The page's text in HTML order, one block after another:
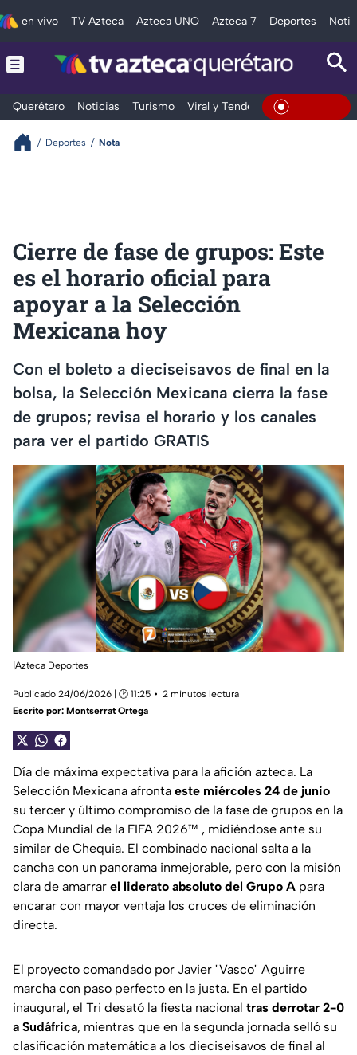
en vivo TV Azteca Azteca UNO Azteca 7 Deportes
Querétaro Noticias Turismo Viral y Tendencia Clima En Vivo
Deportes Nota
Cierre de fase de grupos: Este
es el horario oficial para
apoyar a la Selección
Mexicana hoy
Con el boleto a dieciseisavos de final en la
bolsa, la Selección Mexicana cierra la fase
de grupos; revisa el horario y los canales
para ver el partido GRATIS
|Azteca Deportes
Publicado 24/06/2026 | 🕑 11:25
2 minutos lectura
Escrito por: Montserrat Ortega
Día de máxima expectativa para la afición azteca. La
Selección Mexicana afronta este miércoles 24 de junio
su tercer y último compromiso de la fase de grupos en la
Copa Mundial de la FIFA 2026™ , midiéndose ante su
similar de Chequia. El combinado nacional salta a la
cancha con un panorama inmejorable, pero con la misión
clara de amarrar el liderato absoluto del Grupo A para
encarar con mayor ventaja los cruces de eliminación
directa.
El proyecto comandado por Javier "Vasco" Aguirre
marcha con paso perfecto en la justa. En el partido
inaugural, el Tri desató la fiesta nacional tras derrotar 2-0
a Sudáfrica, mientras que en la segunda jornada selló su
clasificación matemática a los dieciseisavos de final al